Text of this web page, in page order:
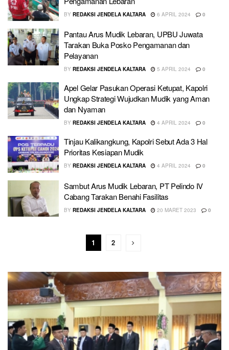
BY REDAKSI JENDELA KALTARA 6 APRIL 2024 0
Pantau Arus Mudik Lebaran, UPBU Juwata
Tarakan Buka Posko Pengamanan dan
Pelayanan
BY REDAKSI JENDELA KALTARA 5 APRIL 2024 0
Apel Gelar Pasukan Operasi Ketupat, Kapolri
Ungkap Strategi Wujudkan Mudik yang Aman
dan Nyaman
BY REDAKSI JENDELA KALTARA 4 APRIL 2024 0
Tinjau Kalikangkung, Kapolri Sebut Ada 3 Hal
Prioritas Kesiapan Mudik
BY REDAKSI JENDELA KALTARA 4 APRIL 2024 0
Sambut Arus Mudik Lebaran, PT Pelindo IV
Cabang Tarakan Benahi Fasilitas
BY REDAKSI JENDELA KALTARA 20 MARET 2023 0
1 2